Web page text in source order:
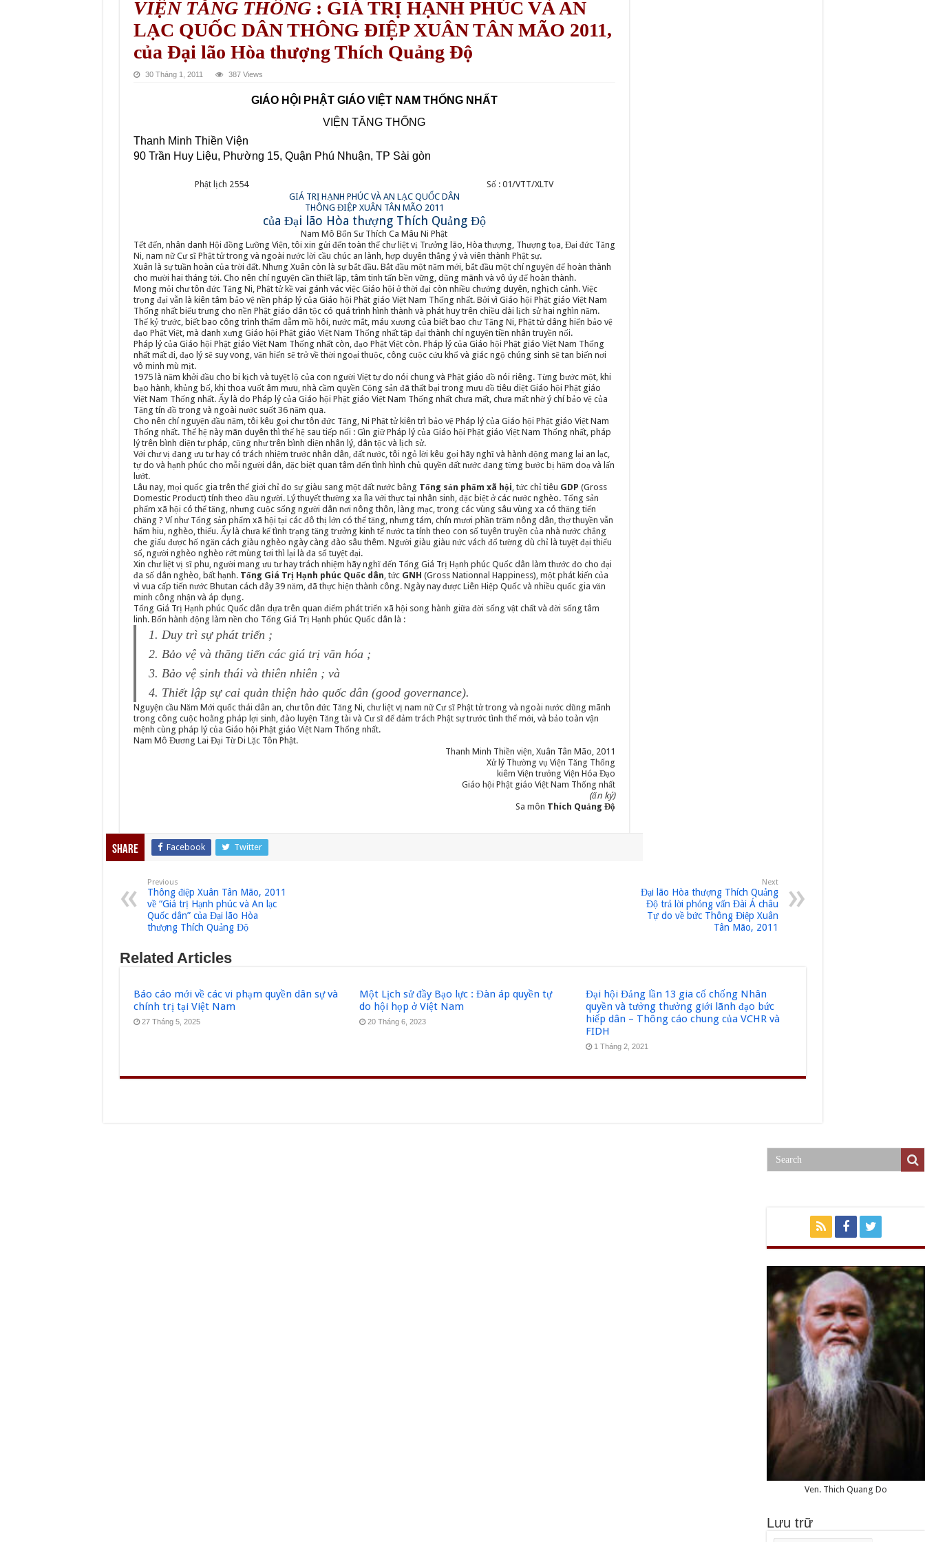
VIỆN TĂNG THỐNG: GIÁ TRỊ HẠNH PHÚC VÀ AN
LẠC QUỐC DÂN THÔNG ĐIỆP XUÂN TÂN MÃO 2011,
của Đại lão Hòa thượng Thích Quảng Độ
30 Tháng 1, 2011 387 Views
GIÁO HỘI PHẬT GIÁO VIỆT NAM THỐNG NHẤT
VIỆN TĂNG THỐNG
Thanh Minh Thiền Viện
90 Trần Huy Liệu, Phường 15, Quận Phú Nhuận, TP Sài gòn
Phật lịch 2554
Số : 01/VTT/XLTV
GIÁ TRỊ HẠNH PHÚC VÀ AN LẠC QUỐC DÂN
THÔNG ĐIỆP XUÂN TÂN MÃO 2011
của Đại lão Hòa thượng Thích Quảng Độ
Nam Mô Bổn Sư Thích Ca Mâu Ni Phật
Tết đến, nhân danh Hội đồng Lưỡng Viện, tôi xin gửi đến toàn thể chư liệt vị Trưởng lão, Hòa thượng, Thượng tọa, Đại đức Tăng
Ni, nam nữ Cư sĩ Phật tử trong và ngoài nước lời cầu chúc an lành, hợp duyên thắng ý và viên thành Phật sự.
Xuân là sự tuần hoàn của trời đất. Nhưng Xuân còn là sự bắt đầu. Bắt đầu một năm mới, bắt đầu một chí nguyện để hoàn thành
cho mười hai tháng tới. Cho nên chí nguyện cần thiết lập, tâm tinh tấn bền vững, dũng mãnh và vô úy để hoàn thành.
Mong mỏi chư tôn đức Tăng Ni, Phật tử kề vai gánh vác việc Giáo hội ở thời đại còn nhiều chướng duyên, nghịch cảnh. Việc
trọng đại vẫn là kiên tâm bảo vệ nền pháp lý của Giáo hội Phật giáo Việt Nam Thống nhất. Bởi vì Giáo hội Phật giáo Việt Nam
Thống nhất biểu trưng cho nền Phật giáo dân tộc có quá trình hình thành và phát huy trên chiều dài lịch sử hai nghìn năm.
Thế kỷ trước, biết bao công trình thấm đẫm mồ hôi, nước mắt, máu xương của biết bao chư Tăng Ni, Phật tử dâng hiến bảo vệ
đạo Phật Việt, mà danh xưng Giáo hội Phật giáo Việt Nam Thống nhất tập đại thành chí nguyện tiền nhân truyền nối.
Pháp lý của Giáo hội Phật giáo Việt Nam Thống nhất còn, đạo Phật Việt còn. Pháp lý của Giáo hội Phật giáo Việt Nam Thống
nhất mất đi, đạo lý sẽ suy vong, văn hiến sẽ trở về thời ngoại thuộc, công cuộc cứu khổ và giác ngộ chúng sinh sẽ tan biến nơi
vô minh mù mịt.
1975 là năm khởi đầu cho bi kịch và tuyệt lộ của con người Việt tự do nói chung và Phật giáo đồ nói riêng. Từng bước một, khi
bạo hành, khủng bố, khi thoa vuốt âm mưu, nhà cầm quyền Cộng sản đã thất bại trong mưu đồ tiêu diệt Giáo hội Phật giáo
Việt Nam Thống nhất. Ấy là do Pháp lý của Giáo hội Phật giáo Việt Nam Thống nhất chưa mất, chưa mất nhờ ý chí bảo vệ của
Tăng tín đồ trong và ngoài nước suốt 36 năm qua.
Cho nên chí nguyện đầu năm, tôi kêu gọi chư tôn đức Tăng, Ni Phật tử kiên trì bảo vệ Pháp lý của Giáo hội Phật giáo Việt Nam
Thống nhất. Thế hệ này mãn duyên thì thế hệ sau tiếp nối : Gìn giữ Pháp lý của Giáo hội Phật giáo Việt Nam Thống nhất, pháp
lý trên bình diện tư pháp, cũng như trên bình diện nhân lý, dân tộc và lịch sử.
Với chư vị đang ưu tư hay có trách nhiệm trước nhân dân, đất nước, tôi ngỏ lời kêu gọi hãy nghĩ và hành động mang lại an lạc,
tự do và hạnh phúc cho mỗi người dân, đặc biệt quan tâm đến tình hình chủ quyền đất nước đang từng bước bị hăm doạ và lấn
lướt.
Lâu nay, mọi quốc gia trên thế giới chỉ đo sự giàu sang một đất nước bằng Tổng sản phẩm xã hội , tức chỉ tiêu GDP (Gross
Domestic Product) tính theo đầu người. Lý thuyết thường xa lìa với thực tại nhân sinh, đặc biệt ở các nước nghèo. Tổng sản
phẩm xã hội có thể tăng, nhưng cuộc sống người dân nơi nông thôn, làng mạc, trong các vùng sâu vùng xa có thăng tiến
chăng ? Ví như Tổng sản phẩm xã hội tại các đô thị lớn có thể tăng, nhưng tám, chín mươi phần trăm nông dân, thợ thuyền vẫn
hẩm hiu, nghèo, thiếu. Ấy là chưa kể tình trạng tăng trưởng kinh tế nước ta tính theo con số tuyên truyền của nhà nước chẳng
che giấu được hố ngăn cách giàu nghèo ngày càng đào sâu thêm. Người giàu giàu nức vách đổ tường dù chỉ là tuyệt đại thiểu
số, người nghèo nghèo rớt mùng tơi thì lại là đa số tuyệt đại.
Xin chư liệt vị sĩ phu, người mang ưu tư hay trách nhiệm hãy nghĩ đến Tổng Giá Trị Hạnh phúc Quốc dân làm thước đo cho đại
đa số dân nghèo, bất hạnh. Tổng Giá Trị Hạnh phúc Quốc dân , tức GNH (Gross Nationnal Happiness), một phát kiến của
vì vua cấp tiến nước Bhutan cách đây 39 năm, đã thực hiện thành công. Ngày nay được Liên Hiệp Quốc và nhiều quốc gia văn
minh công nhận và áp dụng.
Tổng Giá Trị Hạnh phúc Quốc dân dựa trên quan điểm phát triển xã hội song hành giữa đời sống vật chất và đời sống tâm
linh. Bốn hành động làm nền cho Tổng Giá Trị Hạnh phúc Quốc dân là :
1. Duy trì sự phát triển ;
2. Bảo vệ và thăng tiến các giá trị văn hóa ;
3. Bảo vệ sinh thái và thiên nhiên ; và
4. Thiết lập sự cai quản thiện hảo quốc dân (good governance).
Nguyện cầu Năm Mới quốc thái dân an, chư tôn đức Tăng Ni, chư liệt vị nam nữ Cư sĩ Phật tử trong và ngoài nước dũng mãnh
trong công cuộc hoằng pháp lợi sinh, đào luyện Tăng tài và Cư sĩ để đảm trách Phật sự trước tình thế mới, và bảo toàn vận
mệnh cùng pháp lý của Giáo hội Phật giáo Việt Nam Thống nhất.
Nam Mô Đương Lai Đại Từ Di Lặc Tôn Phật.
Thanh Minh Thiền viện, Xuân Tân Mão, 2011
Xử lý Thường vụ Viện Tăng Thống
kiêm Viện trưởng Viện Hóa Đạo
Giáo hội Phật giáo Việt Nam Thống nhất
(ấn ký)
Sa môn Thích Quảng Độ
Share Facebook Twitter
Previous
Thông điệp Xuân Tân Mão, 2011
về “Giá trị Hạnh phúc và An lạc
Quốc dân” của Đại lão Hòa
thượng Thích Quảng Độ
Next
Đại lão Hòa thượng Thích Quảng
Độ trả lời phỏng vấn Đài Á châu
Tự do về bức Thông Điệp Xuân
Tân Mão, 2011
Related Articles
Báo cáo mới về các vi phạm quyền dân sự và
chính trị tại Việt Nam
27 Tháng 5, 2025
Một Lịch sử đầy Bạo lực : Đàn áp quyền tự
do hội họp ở Việt Nam
20 Tháng 6, 2023
Đại hội Đảng lần 13 gia cố chống Nhân
quyền và tưởng thưởng giới lãnh đạo bức
hiếp dân – Thông cáo chung của VCHR và
FIDH
1 Tháng 2, 2021
Ven. Thich Quang Do
Lưu trữ